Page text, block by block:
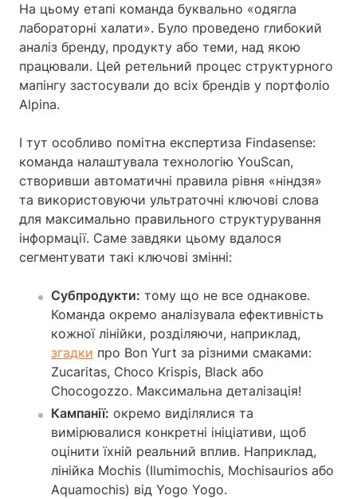
На цьому етапі команда буквально «одягла
лабораторні халати». Було проведено глибокий
аналіз бренду, продукту або теми, над якою
працювали. Цей ретельний процес структурного
мапінгу застосували до всіх брендів у портфоліо
Alpina.
І тут особливо помітна експертиза Findasense:
команда налаштувала технологію YouScan,
створивши автоматичні правила рівня «ніндзя»
та використовуючи ультраточні ключові слова
для максимально правильного структурування
інформації. Саме завдяки цьому вдалося
сегментувати такі ключові змінні:
Субпродукти: тому що не все однакове.
Команда окремо аналізувала ефективність
кожної лінійки, розділяючи, наприклад,
згадки про Bon Yurt за різними смаками:
Zucaritas, Choco Krispis, Black або
Chocogozzo. Максимальна деталізація!
Кампанії: окремо виділялися та
вимірювалися конкретні ініціативи, щоб
оцінити їхній реальний вплив. Наприклад,
лінійка Mochis (Ilumimochis, Mochisaurios або
Aquamochis) від Yogo Yogo.